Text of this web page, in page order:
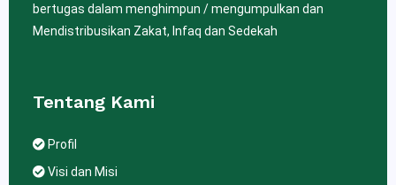
bertugas dalam menghimpun / mengumpulkan dan
Mendistribusikan Zakat, Infaq dan Sedekah
Tentang Kami
Profil
Visi dan Misi